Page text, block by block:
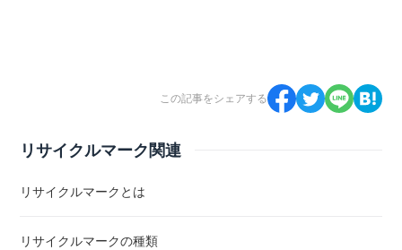
この記事をシェアする
リサイクルマーク関連
リサイクルマークとは
リサイクルマークの種類